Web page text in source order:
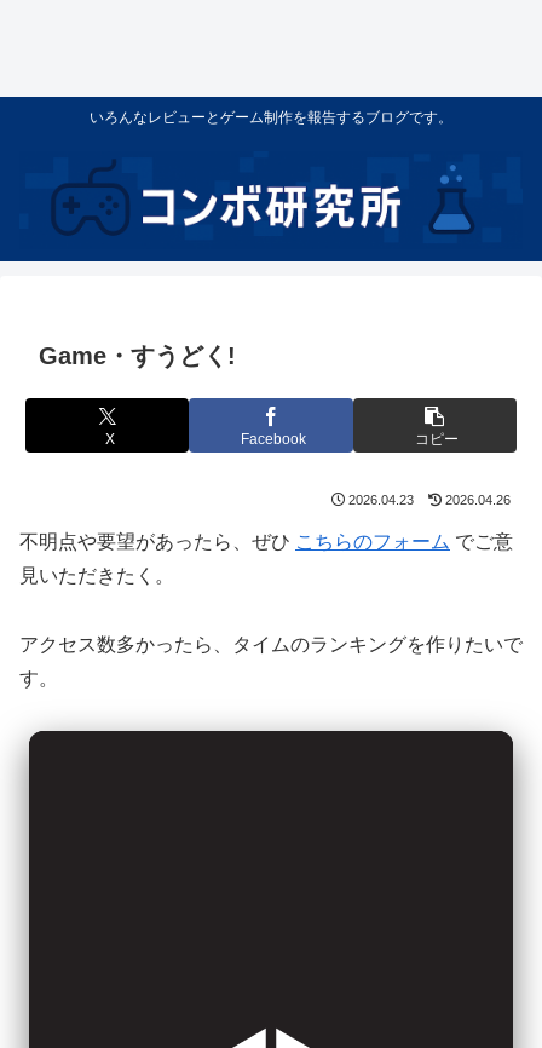
いろんなレビューとゲーム制作を報告するブログです。
Game・すうどく!
X Facebook コピー
2026.04.23 2026.04.26
不明点や要望があったら、ぜひ こちらのフォーム でご意
見いただきたく。
アクセス数多かったら、タイムのランキングを作りたいで
す。